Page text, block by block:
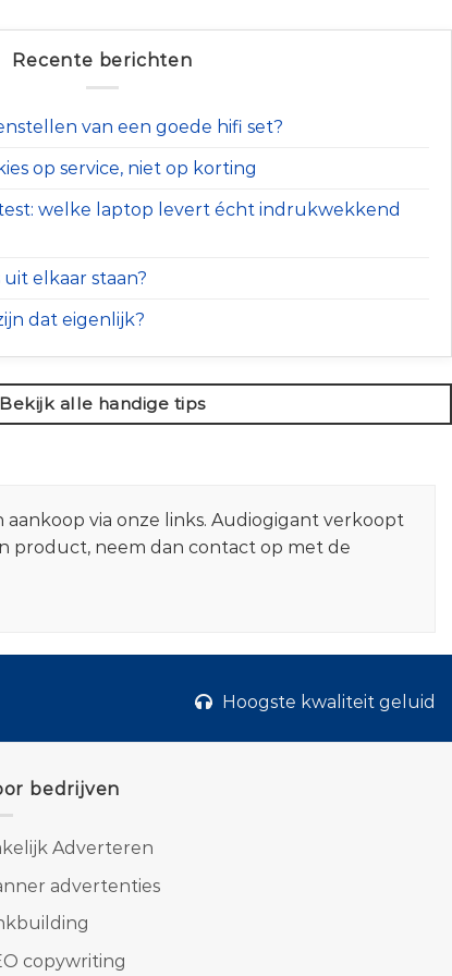
Recente berichten
van een goede hifi set?
op service, niet op korting
welke laptop levert écht indrukwekkend
elkaar staan?
dat eigenlijk?
Bekijk alle handige tips
via onze links. Audiogigant verkoopt
product, neem dan contact op met de
Hoogste kwaliteit geluid
bedrijven
Adverteren
advertenties
copywriting